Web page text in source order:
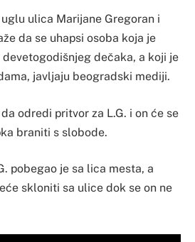
ulica Marijane Gregoran i
da se uhapsi osoba koja je
dečaka, a koji je
javljaju beogradski mediji.
odredi pritvor za L.G. i on će se
braniti s slobode.
pobegao je sa lica mesta, a
skloniti sa ulice dok se on ne